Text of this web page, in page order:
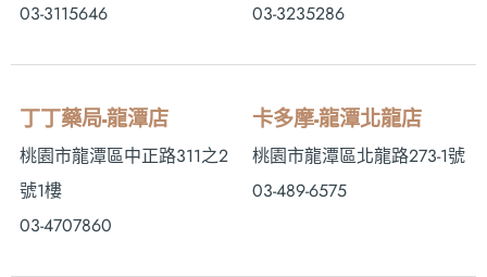
03-3115646
03-3235286
丁丁藥局-龍潭店
桃園市龍潭區中正路311之2
號1樓
03-4707860
卡多摩-龍潭北龍店
桃園市龍潭區北龍路273-1號
03-489-6575